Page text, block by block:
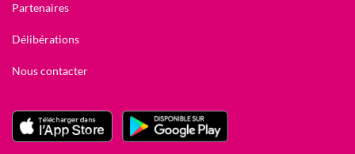
Partenaires
Délibérations
Nous contacter